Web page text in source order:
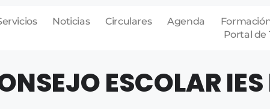
Noticias Circulares Agenda
Portal de
ESCOLAR IES